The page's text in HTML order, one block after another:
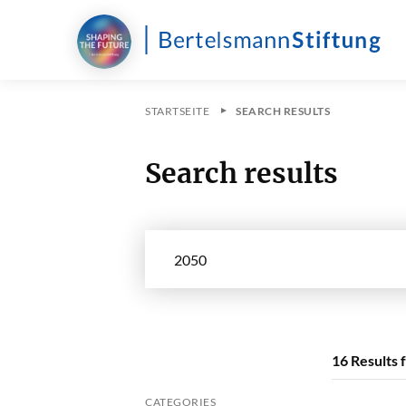
STARTSEITE SEARCH RESULTS
Search results
CATEGORIES
16 Results